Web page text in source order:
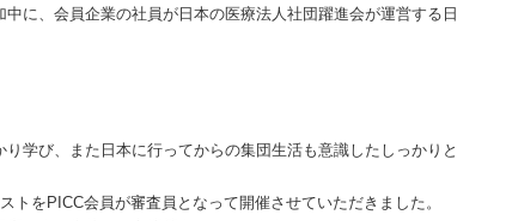
に、会員企業の社員が日本の医療法人社団躍進会が運営する日
学び、また日本に行ってからの集団生活も意識したしっかりと
トをPICC会員が審査員となって開催させていただきました。